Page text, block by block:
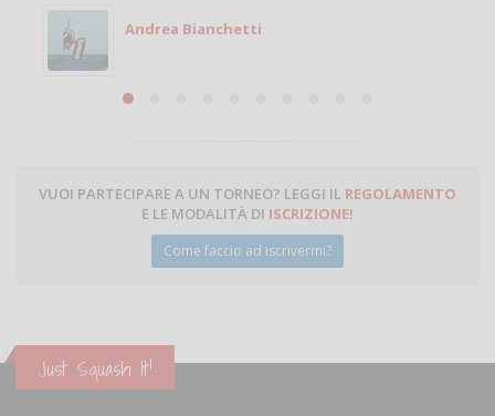
Michele
Michele Miglionico
VUOI PARTECIPARE A UN TORNEO? LEGGI IL REGOLAMENTO
E LE MODALITÀ DI ISCRIZIONE!
Come faccio ad iscrivermi?
Just Squash It!